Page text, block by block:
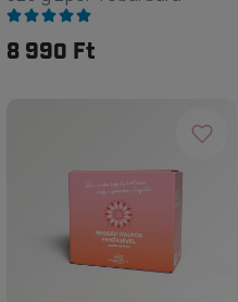
8 990 Ft